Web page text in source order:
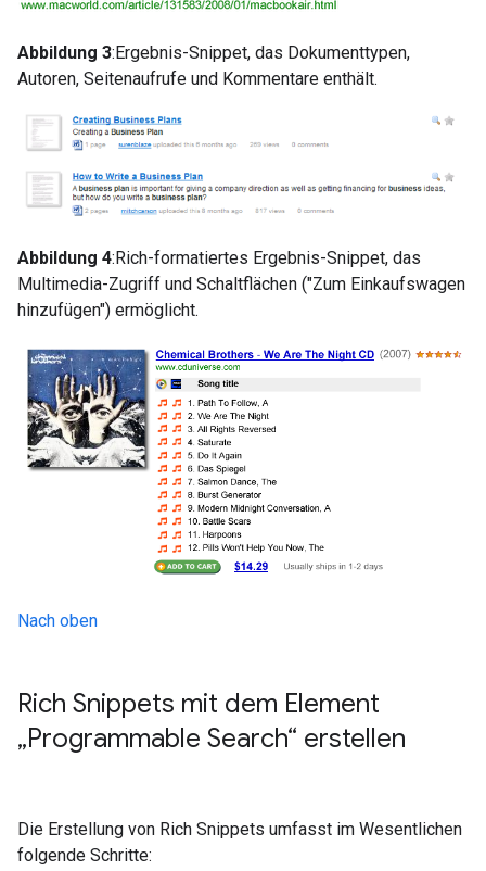
Abbildung 3:Ergebnis-Snippet, das Dokumenttypen,
Autoren, Seitenaufrufe und Kommentare enthält.
Abbildung 4:Rich-formatiertes Ergebnis-Snippet, das
Multimedia-Zugriff und Schaltflächen ("Zum Einkaufswagen
hinzufügen") ermöglicht.
Nach oben
Rich Snippets mit dem Element
„Programmable Search“ erstellen
Die Erstellung von Rich Snippets umfasst im Wesentlichen
folgende Schritte: